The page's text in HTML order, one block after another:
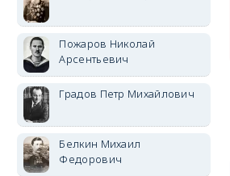
Пожаров Николай
Арсентьевич
Градов Петр Михайлович
Белкин Михаил
Федорович